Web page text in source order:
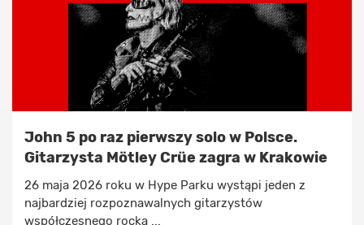
John 5 po raz pierwszy solo w Polsce.
Gitarzysta Mötley Crüe zagra w Krakowie
26 maja 2026 roku w Hype Parku wystąpi jeden z
najbardziej rozpoznawalnych gitarzystów
współczesnego rocka ...